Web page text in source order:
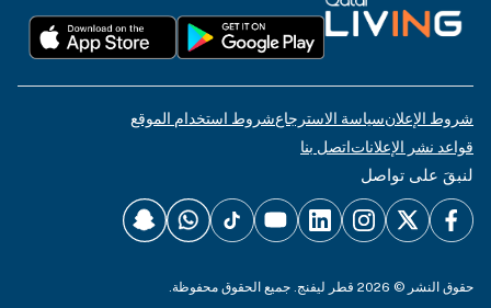
شروط الإعلانسياسة الاسترجاعشروط استخدام الموقع
قواعد نشر الإعلاناتاتصل بنا
لنبقَ على تواصل
حقوق النشر © 2026 قطر ليفنج. جميع الحقوق محفوظة.